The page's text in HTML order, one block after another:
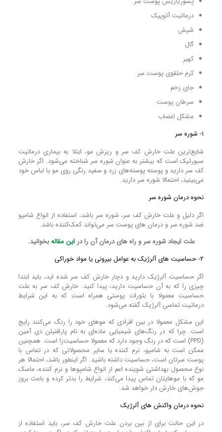
درماتیت آتوپیک
شپش
گال
کهیر
کرم حلقوی پوست سر
جای زخم
سرطان پوست
مشکل اعصاب
۱- شوره سر
شایع‌ترین علت خارش کف سر و ریزش مو، ابتلا به بیماری درماتیت
سبورئیک است که بیشتر به عنوان شوره سر شناخته می‌شود. اگر خارش
کف سر دارید و پوسته پوسته‌های زرد و سفید رنگی روی مو یا لباس خود
می‌بینید، احتمالا شوره سر دارید.
نحوه درمان شوره سر
اگر دلیل و علت خارش کف سر، شوره سر باشد، استفاده از انواع شامپو
ضد شوره سر و درمان‌ های پوست سر می‌تواند کمک‌کننده باشد.
علت ایجاد شوره سر و راه های درمان آن را دراین مقالهبخوانید.
۲- حساسیت‌ های آلرژیک به عوامل بیرونی یا مواد خوراکی
اگر حساسیت آلرژیک دارید و دچار خارش کف سر شده اید، باید ابتدا
چیزی را که به آن حساسیت دارید، پیدا کنید. خارش کف سر به علت
حساسیت معمولا با بثورات پوستی همراه است که به این شرایط
درماتیت تماسی آلرژیک گفته می‌شود.
این مشکل معمولا در بین افرادی که مو‌های خود را رنگ می‌کنند رایج
است. چرا که در رنگ‌های شیمیایی ماده‌ای به نام پارافنیلن دی آمین
(PPD) است که در رنگ وجود دارد که معمولا حساسیت‌زا است. همچنین
ممکن است به شامپو، نرم‌ کننده یا سایر محصولاتی که در تماس با
پوست سر‌تان است، حساسیت داشته باشید. اگر اینطور باشد، احتمالا هر
نوع محصول بهداشتی شوینده اعم از انواع شامپو‌ها و نرم‌ کننده، ماسک
مو که با مو‌هایتان تماس پیدا می‌کند، شرایط را بدتر کرده و باعث بروز
جوش‌های خارش دار خواهد شد.
نحوه درمان واکنش‌ های آلرژیک
در این حالت برای از بین بردن علت خارش کف سر، باید استفاده از